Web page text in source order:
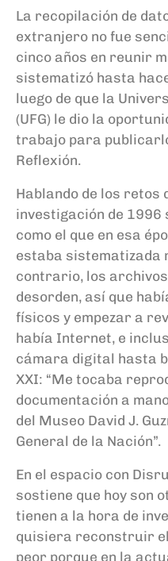
La recopilación de
extranjero no fue
cinco años en reunir
sistematizó hasta
luego de que la
(UFG) le dio la
trabajo para
Reflexión.
Hablando de los retos
investigación de
como el que en esa
estaba sistematizada
contrario, los
desorden, así que
físicos y empezar a
había Internet, e
cámara digital hasta
XXI: “Me tocaba
documentación a
del Museo David J.
General de la Nación”.
En el espacio con
sostiene que hoy son
tienen a la hora de
quisiera reconstruir
peor porque en la